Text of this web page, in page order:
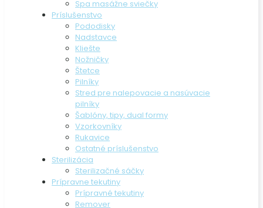
Spa masážne sviečky
Príslušenstvo
Pododisky
Nadstavce
Kliešte
Nožničky
Štetce
Pilníky
Stred pre nalepovacie a nasúvacie
pilníky
Šablóny, tipy, dual formy
Vzorkovníky
Rukavice
Ostatné príslušenstvo
Sterilizácia
Sterilizačné sáčky
Prípravne tekutiny
Prípravné tekutiny
Remover